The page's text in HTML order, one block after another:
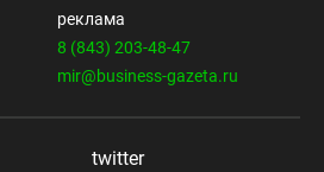
реклама
8 (843) 203-48-47
mir@business-gazeta.ru
twitter